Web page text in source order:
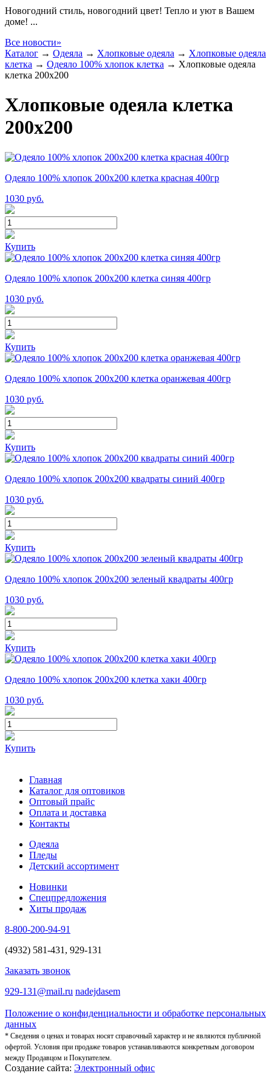
Новогодний стиль, новогодний цвет! Тепло и уют в Вашем
доме! ...
Все новости»
Каталог → Одеяла → Хлопковые одеяла → Хлопковые одеяла
клетка → Одеяло 100% хлопок клетка → Хлопковые одеяла
клетка 200x200
Хлопковые одеяла клетка
200x200
Одеяло 100% хлопок 200x200 клетка красная 400гр
1030 руб.
Купить
Одеяло 100% хлопок 200x200 клетка синяя 400гр
1030 руб.
Купить
Одеяло 100% хлопок 200x200 клетка оранжевая 400гр
1030 руб.
Купить
Одеяло 100% хлопок 200x200 квадраты синий 400гр
1030 руб.
Купить
Одеяло 100% хлопок 200x200 зеленый квадраты 400гр
1030 руб.
Купить
Одеяло 100% хлопок 200x200 клетка хаки 400гр
1030 руб.
Купить
Главная
Каталог для оптовиков
Оптовый прайс
Оплата и доставка
Контакты
Одеяла
Пледы
Детский ассортимент
Новинки
Спецпредложения
Хиты продаж
8-800-200-94-91
(4932) 581-431, 929-131
Заказать звонок
929-131@mail.ru nadejdasem
Положение о конфиденциальности и обработке персональных
данных
* Сведения о ценах и товарах носят справочный характер и не являются публичной
офертой. Условия при продаже товаров устанавливаются конкретным договором
между Продавцом и Покупателем.
Создание сайта: Электронный офис